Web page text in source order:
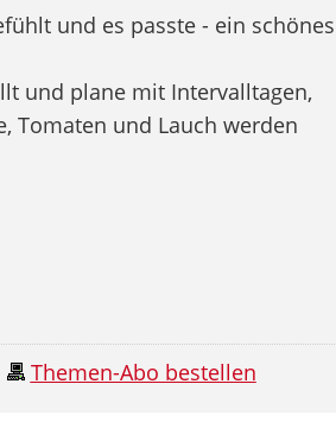
und es passte - ein schönes
und plane mit Intervalltagen,
Tomaten und Lauch werden
Themen-Abo bestellen